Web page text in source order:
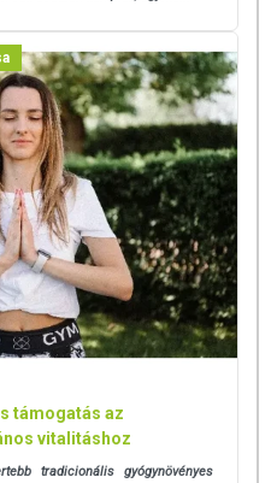
támogatás az
vitalitáshoz
tradicionális gyógynövényes